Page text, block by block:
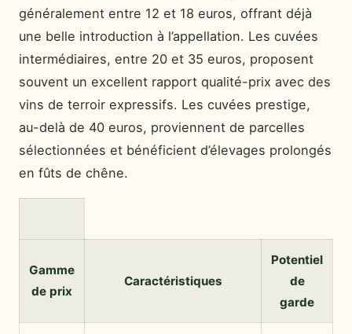
généralement entre 12 et 18 euros, offrant déjà
une belle introduction à l’appellation. Les cuvées
intermédiaires, entre 20 et 35 euros, proposent
souvent un excellent rapport qualité-prix avec des
vins de terroir expressifs. Les cuvées prestige,
au-delà de 40 euros, proviennent de parcelles
sélectionnées et bénéficient d’élevages prolongés
en fûts de chêne.
Gamme
de prix
Caractéristiques
Potentiel
de
garde